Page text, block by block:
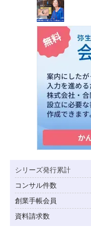
シリーズ発行累計
コンサル件数
創業手帳会員
資料請求数